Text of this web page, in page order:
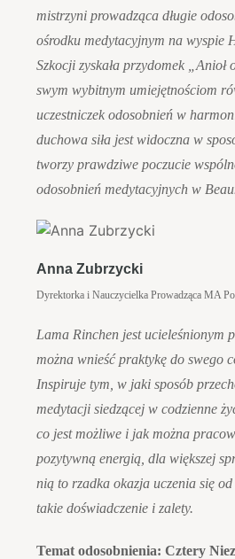
mistrzyni prowadząca długie
ośrodku medytacyjnym na wyspie
Szkocji zyskała przydomek
swym wybitnym umiejętnościom
uczestniczek odosobnień w
duchowa siła jest widoczna w
tworzy prawdziwe poczucie
odosobnień medytacyjnych w
Anna Zubrzycki
Dyrektorka i Nauczycielka Prowadząca MA
Lama Rinchen jest ucieleśnionym
można wnieść praktykę do swego
Inspiruje tym, w jaki sposób
medytacji siedzącej w codzienne
co jest możliwe i jak można
pozytywną energią, dla większej
nią to rzadka okazja uczenia się
takie doświadczenie i zalety.
Temat odosobnienia: Cztery